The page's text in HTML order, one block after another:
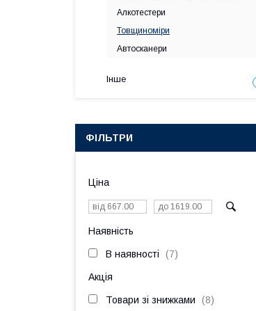
Алкотестери
Товщиноміри
Автосканери
Інше
ФІЛЬТРИ
Ціна
Наявність
В наявності 7
Акція
Товари зі знижками 8